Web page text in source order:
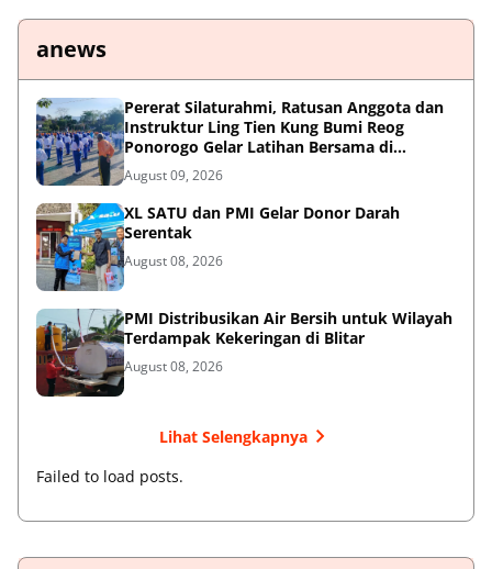
anews
Pererat Silaturahmi, Ratusan Anggota dan
Instruktur Ling Tien Kung Bumi Reog
Ponorogo Gelar Latihan Bersama di
Embung Pakel
August 09, 2026
XL SATU dan PMI Gelar Donor Darah
Serentak
August 08, 2026
PMI Distribusikan Air Bersih untuk Wilayah
Terdampak Kekeringan di Blitar
August 08, 2026
Lihat Selengkapnya
Failed to load posts.